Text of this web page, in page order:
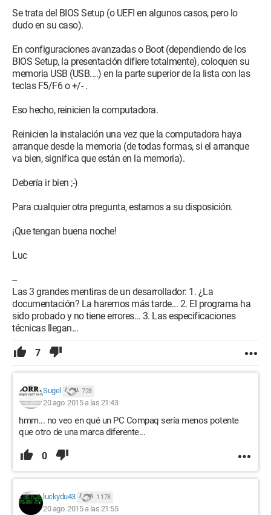
Se trata del BIOS Setup (o UEFI en algunos casos, pero lo
dudo en su caso).
En configuraciones avanzadas o Boot (dependiendo de los
BIOS Setup, la presentación difiere totalmente), coloquen su
memoria USB (USB....) en la parte superior de la lista con las
teclas F5/F6 o +/- .
Eso hecho, reinicien la computadora.
Reinicien la instalación una vez que la computadora haya
arranque desde la memoria (de todas formas, si el arranque
va bien, significa que están en la memoria).
Debería ir bien ;-)
Para cualquier otra pregunta, estamos a su disposición.
¡Que tengan buena noche!
Luc
--
Las 3 grandes mentiras de un desarrollador: 1. ¿La
documentación? La haremos más tarde... 2. El programa ha
sido probado y no tiene errores... 3. Las especificaciones
técnicas llegan...
7
Sugel 728
20 ago. 2015 a las 21:43
hmm... no veo en qué un PC Compaq sería menos potente
que otro de una marca diferente...
0
luckydu43 1 178
20 ago. 2015 a las 21:55